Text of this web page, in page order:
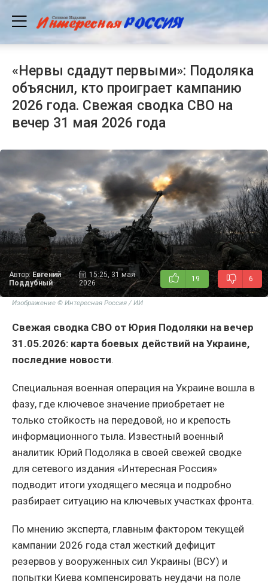
«Нервы сдадут первыми»: Подоляка
объяснил, кто проиграет кампанию
2026 года. Свежая сводка СВО на
вечер 31 мая 2026 года
Автор: Евгений
Поддубный
15:25, 31 мая
2026
19 6
Изображение © Интересная Россия / ИИ
Свежая сводка СВО от Юрия Подоляки на вечер
31.05.2026: карта боевых действий на Украине,
последние новости.
Специальная военная операция на Украине вошла в
фазу, где ключевое значение приобретает не
только стойкость на передовой, но и крепость
информационного тыла. Известный военный
аналитик Юрий Подоляка в своей свежей сводке
для сетевого издания «Интересная Россия»
подводит итоги уходящего месяца и подробно
разбирает ситуацию на ключевых участках фронта.
По мнению эксперта, главным фактором текущей
кампании 2026 года стал жесткий дефицит
резервов у вооруженных сил Украины (ВСУ) и
попытки Киева компенсировать неудачи на поле